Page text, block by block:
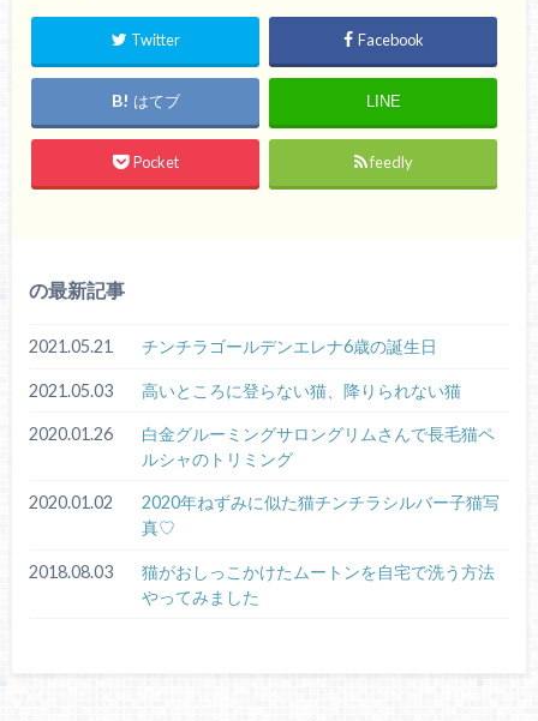
Twitter Facebook
はてブ LINE
Pocket feedly
の最新記事
2021.05.21 チンチラゴールデンエレナ6歳の誕生日
2021.05.03 高いところに登らない猫、降りられない猫
2020.01.26
白金グルーミングサロングリムさんで長毛猫ペ
ルシャのトリミング
2020.01.02
2020年ねずみに似た猫チンチラシルバー子猫写
真♡
2018.08.03
猫がおしっこかけたムートンを自宅で洗う方法
やってみました